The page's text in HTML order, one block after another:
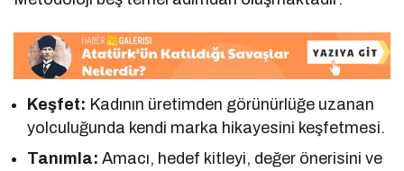
Keşfet: Kadının üretimden görünürlüğe uzanan
yolculuğunda kendi marka hikayesini keşfetmesi.
Tanımla: Amacı, hedef kitleyi, değer önerisini ve